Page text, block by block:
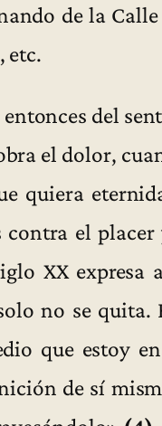
de la
etc.
entonces del
el dolor,
quiera
contra el
XX expresa
no se
que estoy
de sí